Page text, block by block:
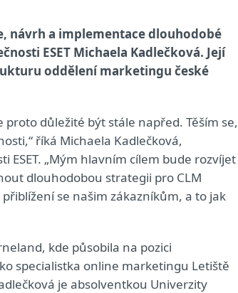
návrh a implementace dlouhodobé
ESET Michaela Kadlečková. Její
oddělení marketingu české
důležité být stále napřed. Těším se,
říká Michaela Kadlečková,
„Mým hlavním cílem bude rozvíjet
dlouhodobou strategii pro CLM
se našim zákazníkům, a to jak
kde působila na pozici
specialistka online marketingu Letiště
je absolventkou Univerzity